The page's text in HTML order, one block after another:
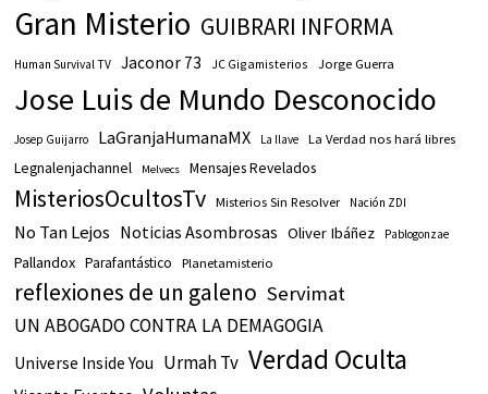
Gran Misterio GUIBRARI INFORMA
Human Survival TV Jaconor 73 JC Gigamisterios Jorge Guerra
Jose Luis de Mundo Desconocido
Josep Guijarro LaGranjaHumanaMX La llave La Verdad nos hará libres
Legnalenjachannel Melvecs Mensajes Revelados
MisteriosOcultosTv Misterios Sin Resolver Nación ZDI
No Tan Lejos Noticias Asombrosas Oliver Ibáñez Pablogonzae
Pallandox Parafantástico Planetamisterio
reflexiones de un galeno Servimat
UN ABOGADO CONTRA LA DEMAGOGIA
Universe Inside You Urmah Tv Verdad Oculta